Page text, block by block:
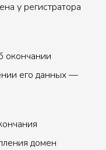
у регистратора
окончании
его данных —
домен